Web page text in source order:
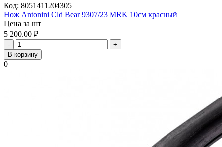
Код: 8051411204305
Нож Antonini Old Bear 9307/23 MRK 10см красный
Цена за шт
5 200.00 ₽
-
+
В корзину
0